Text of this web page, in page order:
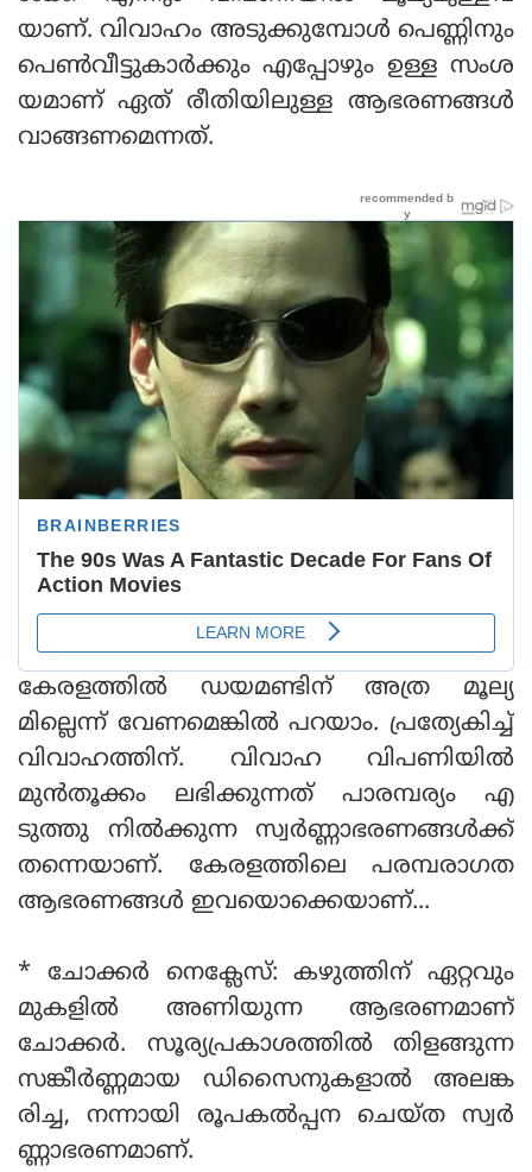
യാണ്. വിവാഹം അടുക്കുമ്പോൾ പെണ്ണിനും
പെൺവീട്ടുകാർക്കും എപ്പോഴും ഉള്ള സംശ
യമാണ് ഏത് രീതിയിലുള്ള ആഭരണങ്ങൾ
വാങ്ങണമെന്നത്.
കേരളത്തിൽ ഡയമണ്ടിന് അത്ര മൂല്യ
മില്ലെന്ന് വേണമെങ്കിൽ പറയാം. പ്രത്യേകിച്ച്
വിവാഹത്തിന്. വിവാഹ വിപണിയിൽ
മുൻ‌തൂക്കം ലഭിക്കുന്നത് പാരമ്പര്യം എ
ടുത്തു നിൽക്കുന്ന സ്വർണ്ണാഭരണങ്ങൾക്ക്
തന്നെയാണ്. കേരളത്തിലെ പരമ്പരാഗത
ആഭരണങ്ങൾ ഇവയൊക്കെയാണ്...
* ചോക്കർ നെക്ലേസ്: കഴുത്തിന് ഏറ്റവും
മുകളിൽ അണിയുന്ന ആഭരണമാണ്
ചോക്കർ. സൂര്യപ്രകാശത്തിൽ തിളങ്ങുന്ന
സങ്കീർണ്ണമായ ഡിസൈനുകളാൽ അലങ്ക
രിച്ച, നന്നായി രൂപകൽപ്പന ചെയ്ത സ്വർ
ണ്ണാഭരണമാണ്.